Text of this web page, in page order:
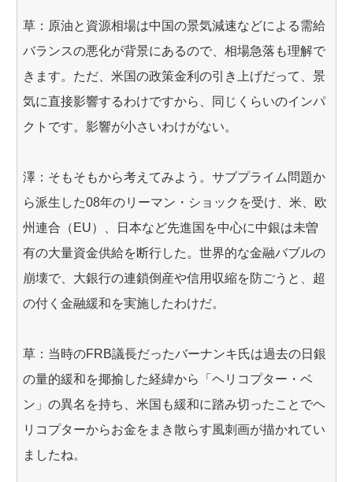
草：原油と資源相場は中国の景気減速などによる需給
バランスの悪化が背景にあるので、相場急落も理解で
きます。ただ、米国の政策金利の引き上げだって、景
気に直接影響するわけですから、同じくらいのインパ
クトです。影響が小さいわけがない。
澤：そもそもから考えてみよう。サブプライム問題か
ら派生した08年のリーマン・ショックを受け、米、欧
州連合（EU）、日本など先進国を中心に中銀は未曽
有の大量資金供給を断行した。世界的な金融バブルの
崩壊で、大銀行の連鎖倒産や信用収縮を防ごうと、超
の付く金融緩和を実施したわけだ。
草：当時のFRB議長だったバーナンキ氏は過去の日銀
の量的緩和を揶揄した経緯から「ヘリコプター・ベ
ン」の異名を持ち、米国も緩和に踏み切ったことでヘ
リコプターからお金をまき散らす風刺画が描かれてい
ましたね。